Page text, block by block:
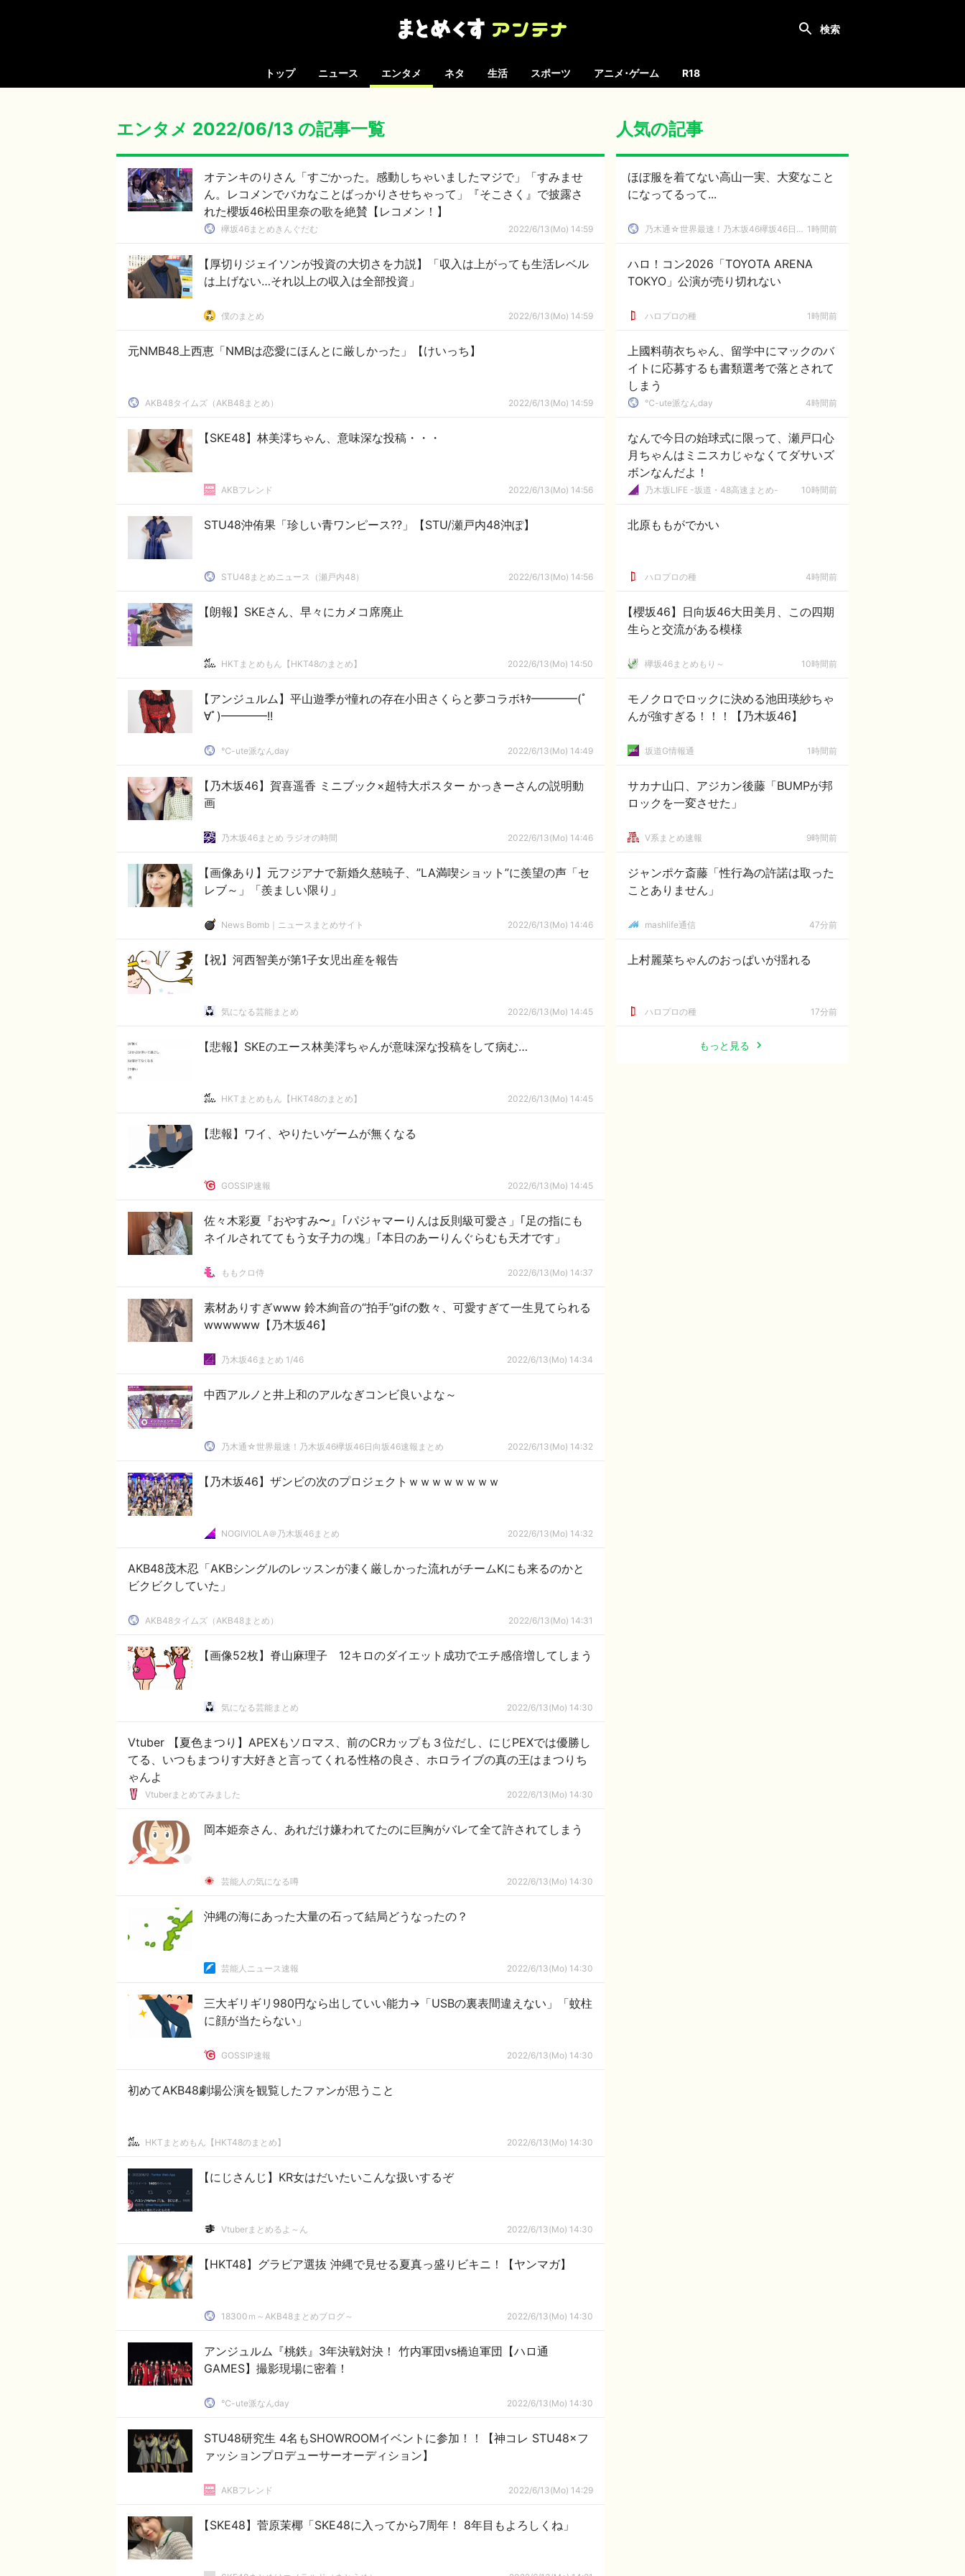
トップ ニュース エンタメ ネタ 生活 スポーツ アニメ･ゲーム R18
エンタメ 2022/06/13 の記事一覧
オテンキのりさん「すごかった。感動しちゃいましたマジで」「すみませ
ん。レコメンでバカなことばっかりさせちゃって」『そこさく』で披露さ
れた櫻坂46松田里奈の歌を絶賛【レコメン！】
欅坂46まとめきんぐだむ 2022/6/13(Mo) 14:59
【厚切りジェイソンが投資の大切さを力説】「収入は上がっても生活レベル
は上げない…それ以上の収入は全部投資」
僕のまとめ 2022/6/13(Mo) 14:59
元NMB48上西恵「NMBは恋愛にほんとに厳しかった」【けいっち】
AKB48タイムズ（AKB48まとめ） 2022/6/13(Mo) 14:59
【SKE48】林美澪ちゃん、意味深な投稿・・・
AKBフレンド 2022/6/13(Mo) 14:56
STU48沖侑果「珍しい青ワンピース??」【STU/瀬戸内48沖ぽ】
STU48まとめニュース（瀬戸内48） 2022/6/13(Mo) 14:56
【朗報】SKEさん、早々にカメコ席廃止
HKTまとめもん【HKT48のまとめ】 2022/6/13(Mo) 14:50
【アンジュルム】平山遊季が憧れの存在小田さくらと夢コラボｷﾀ━━━━(ﾟ
∀ﾟ)━━━━!!
℃-ute派なんday 2022/6/13(Mo) 14:49
【乃木坂46】賀喜遥香 ミニブック×超特大ポスター かっきーさんの説明動
画
乃木坂46まとめ ラジオの時間 2022/6/13(Mo) 14:46
【画像あり】元フジアナで新婚久慈暁子、”LA満喫ショット”に羨望の声「セ
レブ～」「羨ましい限り」
News Bomb｜ニュースまとめサイト 2022/6/13(Mo) 14:46
【祝】河西智美が第1子女児出産を報告
気になる芸能まとめ 2022/6/13(Mo) 14:45
【悲報】SKEのエース林美澪ちゃんが意味深な投稿をして病む…
HKTまとめもん【HKT48のまとめ】 2022/6/13(Mo) 14:45
【悲報】ワイ、やりたいゲームが無くなる
GOSSIP速報 2022/6/13(Mo) 14:45
佐々木彩夏『おやすみ〜』｢パジャマーりんは反則級可愛さ」｢足の指にも
ネイルされててもう女子力の塊」｢本日のあーりんぐらむも天才です」
ももクロ侍 2022/6/13(Mo) 14:37
素材ありすぎwww 鈴木絢音の“拍手”gifの数々、可愛すぎて一生見てられる
wwwwww【乃木坂46】
乃木坂46まとめ 1/46 2022/6/13(Mo) 14:34
中西アルノと井上和のアルなぎコンビ良いよな～
乃木通☆世界最速！乃木坂46欅坂46日向坂46速報まとめ 2022/6/13(Mo) 14:32
【乃木坂46】ザンビの次のプロジェクトｗｗｗｗｗｗｗｗ
NOGIVIOLA＠乃木坂46まとめ 2022/6/13(Mo) 14:32
AKB48茂木忍「AKBシングルのレッスンが凄く厳しかった流れがチームKにも来るのかと
ビクビクしていた」
AKB48タイムズ（AKB48まとめ） 2022/6/13(Mo) 14:31
【画像52枚】脊山麻理子 12キロのダイエット成功でエチ感倍増してしまう
気になる芸能まとめ 2022/6/13(Mo) 14:30
Vtuber 【夏色まつり】APEXもソロマス、前のCRカップも３位だし、にじPEXでは優勝し
てる、いつもまつりす大好きと言ってくれる性格の良さ、ホロライブの真の王はまつりち
ゃんよ
Vtuberまとめてみました 2022/6/13(Mo) 14:30
岡本姫奈さん、あれだけ嫌われてたのに巨胸がバレて全て許されてしまう
芸能人の気になる噂 2022/6/13(Mo) 14:30
沖縄の海にあった大量の石って結局どうなったの？
芸能人ニュース速報 2022/6/13(Mo) 14:30
三大ギリギリ980円なら出していい能力→「USBの裏表間違えない」「蚊柱
に顔が当たらない」
GOSSIP速報 2022/6/13(Mo) 14:30
初めてAKB48劇場公演を観覧したファンが思うこと
HKTまとめもん【HKT48のまとめ】 2022/6/13(Mo) 14:30
【にじさんじ】KR女はだいたいこんな扱いするぞ
Vtuberまとめるよ～ん 2022/6/13(Mo) 14:30
【HKT48】グラビア選抜 沖縄で見せる夏真っ盛りビキニ！【ヤンマガ】
18300ｍ～AKB48まとめブログ～ 2022/6/13(Mo) 14:30
アンジュルム『桃鉄』3年決戦対決！ 竹内軍団vs橋迫軍団【ハロ通
GAMES】撮影現場に密着！
℃-ute派なんday 2022/6/13(Mo) 14:30
STU48研究生 4名もSHOWROOMイベントに参加！！【神コレ STU48×フ
ァッションプロデューサーオーディション】
AKBフレンド 2022/6/13(Mo) 14:29
【SKE48】菅原茉椰「SKE48に入ってから7周年！ 8年目もよろしくね」
人気の記事
ほぼ服を着てない高山一実、大変なこと
になってるって...
乃木通☆世界最速！乃木坂46欅坂46日向坂46速報まとめ 1時間前
ハロ！コン2026「TOYOTA ARENA
TOKYO」公演が売り切れない
ハロプロの種 1時間前
上國料萌衣ちゃん、留学中にマックのバ
イトに応募するも書類選考で落とされて
しまう
℃-ute派なんday 4時間前
なんで今日の始球式に限って、瀬戸口心
月ちゃんはミニスカじゃなくてダサいズ
ボンなんだよ！
乃木坂LIFE -坂道・48高速まとめ- 10時間前
北原ももがでかい
ハロプロの種 4時間前
【櫻坂46】日向坂46大田美月、この四期
生らと交流がある模様
欅坂46まとめもり～ 10時間前
モノクロでロックに決める池田瑛紗ちゃ
んが強すぎる！！！【乃木坂46】
坂道G情報通 1時間前
サカナ山口、アジカン後藤「BUMPが邦
ロックを一変させた」
V系まとめ速報 9時間前
ジャンポケ斎藤「性行為の許諾は取った
ことありません」
mashlife通信 47分前
上村麗菜ちゃんのおっぱいが揺れる
ハロプロの種 17分前
もっと見る